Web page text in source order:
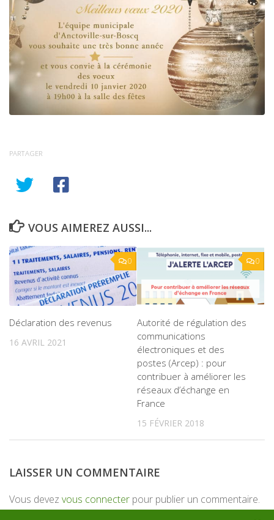
PARTAGER
VOUS AIMEREZ AUSSI...
0
Déclaration des revenus
16 AVRIL 2021
0
Autorité de régulation des
communications
électroniques et des
postes (Arcep) : pour
contribuer à améliorer les
réseaux d’échange en
France
15 FÉVRIER 2018
LAISSER UN COMMENTAIRE
Vous devez vous connecter pour publier un commentaire.